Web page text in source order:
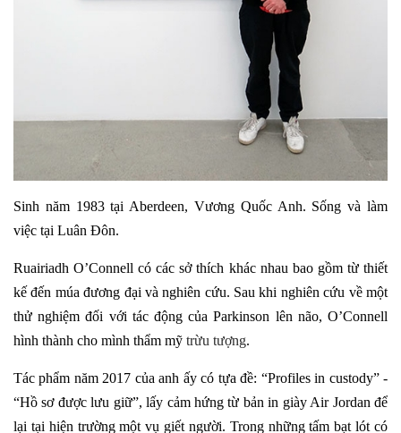
Sinh năm 1983 tại Aberdeen, Vương Quốc Anh. Sống và làm
việc tại Luân Đôn.
Ruairiadh O’Connell có các sở thích khác nhau bao gồm từ thiết
kế đến múa đương đại và nghiên cứu. Sau khi nghiên cứu về một
thử nghiệm đối với tác động của Parkinson lên não, O’Connell
hình thành cho mình thẩm mỹ trừu tượng.
Tác phẩm năm 2017 của anh ấy có tựa đề: “Profiles in custody” -
“Hồ sơ được lưu giữ”, lấy cảm hứng từ bản in giày Air Jordan để
lại tại hiện trường một vụ giết người. Trong những tấm bạt lót có